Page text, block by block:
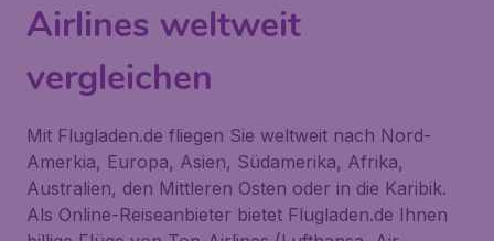
Airlines weltweit
vergleichen
Mit Flugladen.de fliegen Sie weltweit nach Nord-
Amerkia, Europa, Asien, Südamerika, Afrika,
Australien, den Mittleren Osten oder in die Karibik.
Als Online-Reiseanbieter bietet Flugladen.de Ihnen